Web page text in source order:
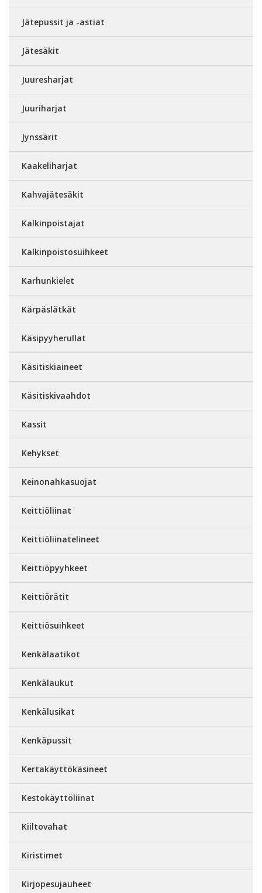
Jätepussit ja -astiat
Jätesäkit
Juuresharjat
Juuriharjat
Jynssärit
Kaakeliharjat
Kahvajätesäkit
Kalkinpoistajat
Kalkinpoistosuihkeet
Karhunkielet
Kärpäslätkät
Käsipyyherullat
Käsitiskiaineet
Käsitiskivaahdot
Kassit
Kehykset
Keinonahkasuojat
Keittiöliinat
Keittiöliinatelineet
Keittiöpyyhkeet
Keittiörätit
Keittiösuihkeet
Kenkälaatikot
Kenkälaukut
Kenkälusikat
Kenkäpussit
Kertakäyttökäsineet
Kestokäyttöliinat
Kiiltovahat
Kiristimet
Kirjopesujauheet